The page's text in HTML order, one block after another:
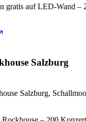
gratis auf LED-Wand –
Salzburg
Salzburg,